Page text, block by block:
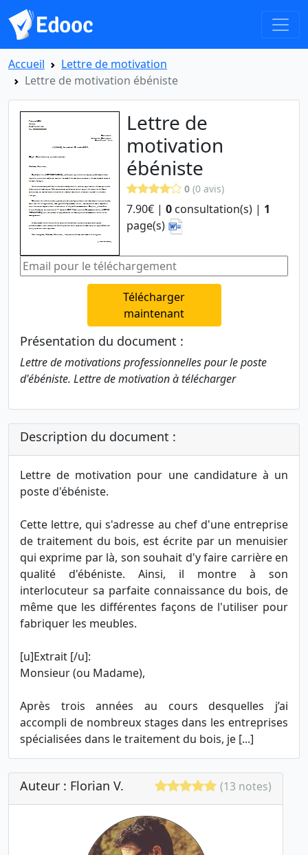
Accueil
Lettre de motivation
Lettre de motivation ébéniste
Lettre de
motivation
ébéniste
0 (0 avis)
7.90€ | 0 consultation(s) | 1
page(s)
Télécharger
maintenant
Présentation du document :
Lettre de motivations professionnelles pour le poste
d'ébéniste. Lettre de motivation à télécharger
Description du document :
Lettre de motivation pour une candidature à un
poste d'ébéniste.
Cette lettre, qui s'adresse au chef d'une entreprise
de traitement du bois, est écrite par un menuisier
qui exprime par là, son souhait d'y faire carrière en
qualité d'ébéniste. Ainsi, il montre à son
interlocuteur sa parfaite connaissance du bois, de
même que les différentes façons de l'utiliser pour
fabriquer les meubles.
[u]Extrait [/u]:
Monsieur (ou Madame),
Après trois années au cours desquelles j’ai
accompli de nombreux stages dans les entreprises
spécialisées dans le traitement du bois, je [...]
Auteur : Florian V. (13 notes)